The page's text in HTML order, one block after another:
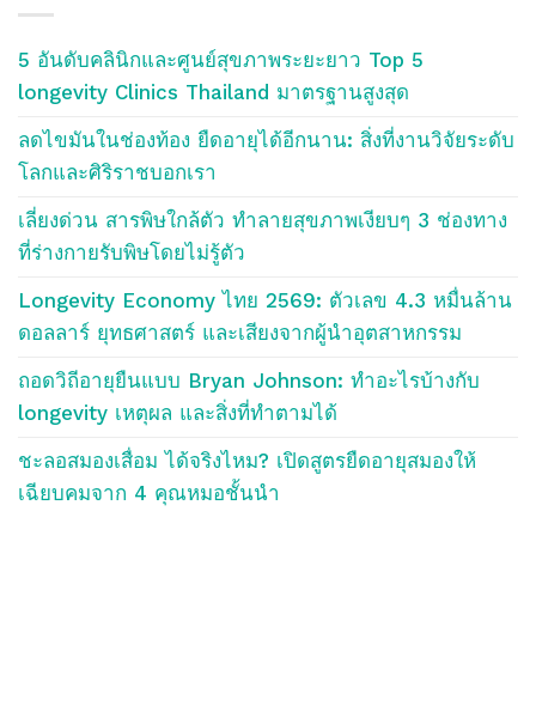
Blog
5 อันดับคลินิกและศูนย์สุขภาพระยะยาว Top 5
longevity Clinics Thailand มาตรฐานสูงสุด
ลดไขมันในช่องท้อง ยืดอายุได้อีกนาน: สิ่งที่งานวิจัยระดับ
โลกและศิริราชบอกเรา
เลี่ยงด่วน สารพิษใกล้ตัว ทำลายสุขภาพเงียบๆ 3 ช่องทาง
ที่ร่างกายรับพิษโดยไม่รู้ตัว
Longevity Economy ไทย 2569: ตัวเลข 4.3 หมื่นล้าน
ดอลลาร์ ยุทธศาสตร์ และเสียงจากผู้นำอุตสาหกรรม
ถอดวิถีอายุยืนแบบ Bryan Johnson: ทำอะไรบ้างกับ
longevity เหตุผล และสิ่งที่ทำตามได้
ชะลอสมองเสื่อม ได้จริงไหม? เปิดสูตรยืดอายุสมองให้
เฉียบคมจาก 4 คุณหมอชั้นนำ